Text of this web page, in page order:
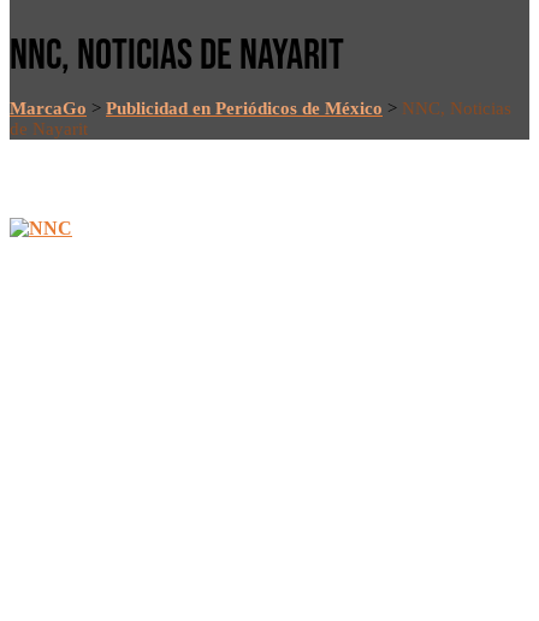
NNC, NOTICIAS DE NAYARIT
MarcaGo > Publicidad en Periódicos de México > NNC, Noticias
de Nayarit